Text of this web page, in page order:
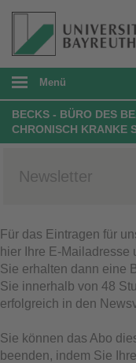
Menü
BECKS - BÜRO DES
CHRONISCH KRANKE
Newsletter
Für das Eintragen für
hier Ihre E-Mailadresse
Sie erhalten dann eine
Sie innerhalb von 48
erfolgreich in den
Sie können das Abo
beenden, indem Sie